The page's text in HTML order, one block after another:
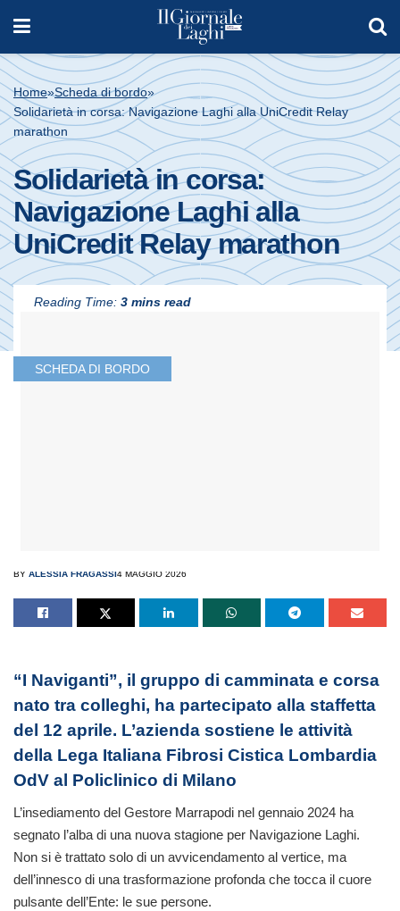
Home»Scheda di bordo»
Solidarietà in corsa: Navigazione Laghi alla UniCredit Relay
marathon
Solidarietà in corsa:
Navigazione Laghi alla
UniCredit Relay marathon
Reading Time: 3 mins read
SCHEDA DI BORDO
BY ALESSIA FRAGASSI4 MAGGIO 2026
“I Naviganti”, il gruppo di camminata e corsa
nato tra colleghi, ha partecipato alla staffetta
del 12 aprile. L’azienda sostiene le attività
della Lega Italiana Fibrosi Cistica Lombardia
OdV al Policlinico di Milano
L’insediamento del Gestore Marrapodi nel gennaio 2024 ha
segnato l’alba di una nuova stagione per Navigazione Laghi.
Non si è trattato solo di un avvicendamento al vertice, ma
dell’innesco di una trasformazione profonda che tocca il cuore
pulsante dell’Ente: le sue persone.